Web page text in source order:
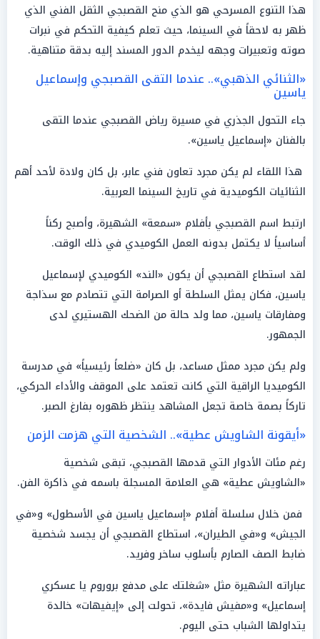
هذا التنوع المسرحي هو الذي منح القصبجي الثقل الفني الذي
ظهر به لاحقاً في السينما، حيث تعلم كيفية التحكم في نبرات
صوته وتعبيرات وجهه ليخدم الدور المسند إليه بدقة متناهية.
«الثنائي الذهبي».. عندما التقى القصبجي وإسماعيل
ياسين
جاء التحول الجذري في مسيرة رياض القصبجي عندما التقى
بالفنان «إسماعيل ياسين».
هذا اللقاء لم يكن مجرد تعاون فني عابر، بل كان ولادة لأحد أهم
الثنائيات الكوميدية في تاريخ السينما العربية.
ارتبط اسم القصبجي بأفلام «سمعة» الشهيرة، وأصبح ركناً
أساسياً لا يكتمل بدونه العمل الكوميدي في ذلك الوقت.
لقد استطاع القصبجي أن يكون «الند» الكوميدي لإسماعيل
ياسين، فكان يمثل السلطة أو الصرامة التي تتصادم مع سذاجة
ومفارقات ياسين، مما ولد حالة من الضحك الهستيري لدى
الجمهور.
ولم يكن مجرد ممثل مساعد، بل كان «ضلعاً رئيسياً» في مدرسة
الكوميديا الراقية التي كانت تعتمد على الموقف والأداء الحركي،
تاركاً بصمة خاصة تجعل المشاهد ينتظر ظهوره بفارغ الصبر.
«أيقونة الشاويش عطية».. الشخصية التي هزمت الزمن
رغم مئات الأدوار التي قدمها القصبجي، تبقى شخصية
«الشاويش عطية» هي العلامة المسجلة باسمه في ذاكرة الفن.
فمن خلال سلسلة أفلام «إسماعيل ياسين في الأسطول» و«في
الجيش» و«في الطيران»، استطاع القصبجي أن يجسد شخصية
ضابط الصف الصارم بأسلوب ساخر وفريد.
عباراته الشهيرة مثل «شغلتك على مدفع بروروم يا عسكري
إسماعيل» و«مفيش فايدة»، تحولت إلى «إيفيهات» خالدة
يتداولها الشباب حتى اليوم.